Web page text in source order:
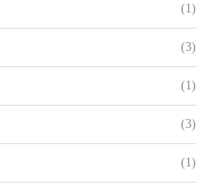
(1)
(3)
(1)
(3)
(1)